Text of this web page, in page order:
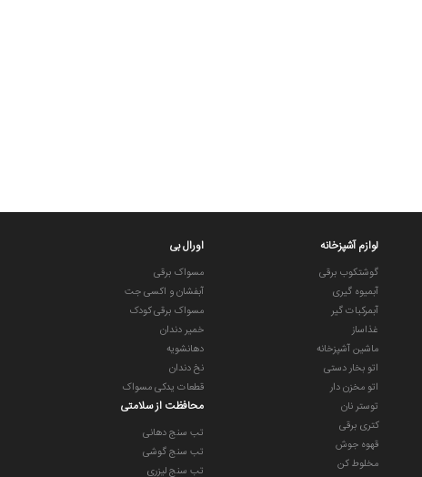
لوازم آشپزخانه
گوشتکوب برقی
آبمیوه گیری
آبمرکبات گیر
غذاساز
ماشین آشپزخانه
اتو بخار دستی
اتو مخزن دار
توستر نان
کتری برقی
قهوه جوش
مخلوط کن
اورال بی
مسواک برقی
آبفشان و اکسی جت
مسواک برقی کودک
خمیر دندان
دهانشویه
نخ دندان
قطعات یدکی مسواک
محافظت از سلامتی
تب سنج دهانی
تب سنج گوشی
تب سنج لیزری